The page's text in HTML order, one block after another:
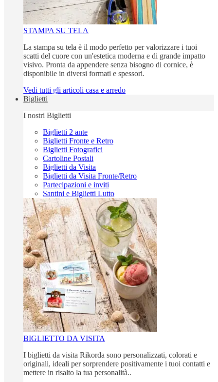
STAMPA SU TELA
La stampa su tela è il modo perfetto per valorizzare i tuoi
scatti del cuore con un'estetica moderna e di grande impatto
visivo. Pronta da appendere senza bisogno di cornice, è
disponibile in diversi formati e spessori.
Vedi tutti gli articoli casa e arredo
Biglietti
I nostri Biglietti
Biglietti 2 ante
Biglietti Fronte e Retro
Biglietti Fotografici
Cartoline Postali
Biglietti da Visita
Biglietti da Visita Fronte/Retro
Partecipazioni e inviti
Santini e Biglietti Lutto
BIGLIETTO DA VISITA
I biglietti da visita Rikorda sono personalizzati, colorati e
originali, ideali per sorprendere positivamente i tuoi contatti e
mettere in risalto la tua personalità..